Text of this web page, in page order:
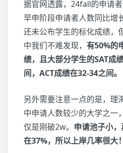
据官网透露，24fall的申请者
早申阶段申请者人数同比增
还未公布学生的标化成绩，
中我们不难发现， 有50%的
绩，且大部分学生的SAT成
间，ACT成绩在32-34之间。
另外需要注意一点的是，理
中申请人数较少的大学之一
仅是刚破2w。 申请池子小
在37%，所以上岸几率很大！